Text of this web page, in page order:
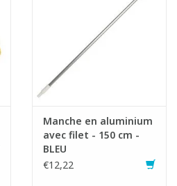
Manche en aluminium
avec filet - 150 cm -
BLEU
€12,22